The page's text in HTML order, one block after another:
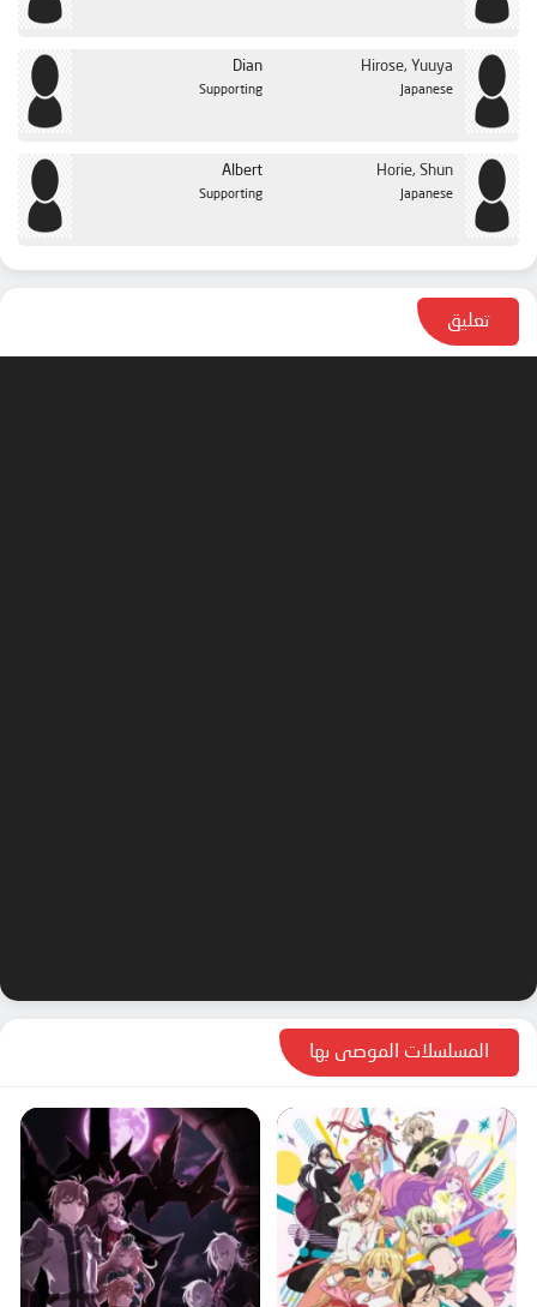
Dian
Supporting
Hirose, Yuuya
Japanese
Albert
Supporting
Horie, Shun
Japanese
تعليق
المسلسلات الموصى بها